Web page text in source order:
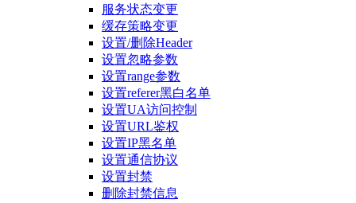
服务状态变更
缓存策略变更
设置/删除Header
设置忽略参数
设置range参数
设置referer黑白名单
设置UA访问控制
设置URL鉴权
设置IP黑名单
设置通信协议
设置封禁
删除封禁信息